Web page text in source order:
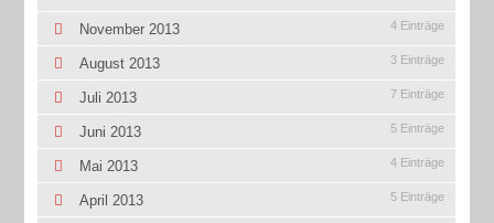
November 2013 4 Einträge
August 2013 3 Einträge
Juli 2013 7 Einträge
Juni 2013 5 Einträge
Mai 2013 4 Einträge
April 2013 5 Einträge